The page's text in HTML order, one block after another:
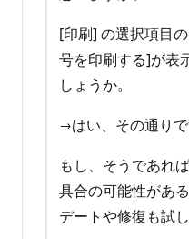
[印刷] の選択項目
号を印刷する]が表
しょうか。
→はい、その通りで
もし、そうであれ
具合の可能性があ
デートや修復も試